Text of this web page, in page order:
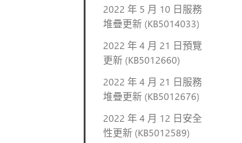
2022 年 5 月 10 日服務
堆疊更新 (KB5014033)
2022 年 4 月 21 日預覽
更新 (KB5012660)
2022 年 4 月 21 日服務
堆疊更新 (KB5012676)
2022 年 4 月 12 日安全
性更新 (KB5012589)